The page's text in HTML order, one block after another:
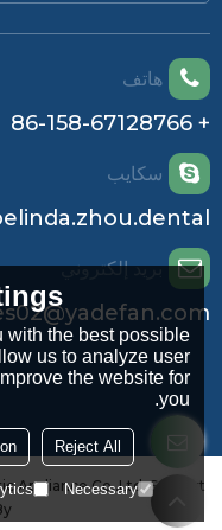
هاتف
+ 86-158-67128766
سكايب
بريد إلكتروني
Appliance Co.,Ltd.Support
with the best possible
us to analyze user
the website for
you.
Reject All
Necessary